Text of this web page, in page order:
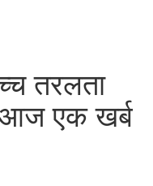
तरलता
एक खर्ब